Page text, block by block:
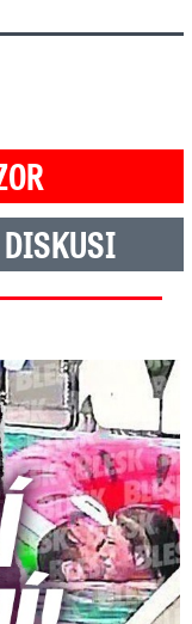
DISKUSI
První slova!